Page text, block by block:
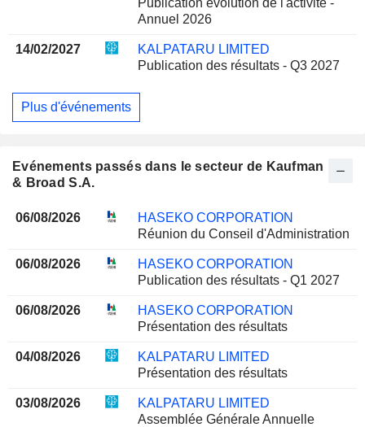
Publication évolution de l'activité -
Annuel 2026
14/02/2027
KALPATARU LIMITED
Publication des résultats - Q3 2027
Plus d'événements
Evénements passés dans le secteur de Kaufman
& Broad S.A.
06/08/2026
HASEKO CORPORATION
Réunion du Conseil d'Administration
06/08/2026
HASEKO CORPORATION
Publication des résultats - Q1 2027
06/08/2026
HASEKO CORPORATION
Présentation des résultats
04/08/2026
KALPATARU LIMITED
Présentation des résultats
03/08/2026
KALPATARU LIMITED
Assemblée Générale Annuelle